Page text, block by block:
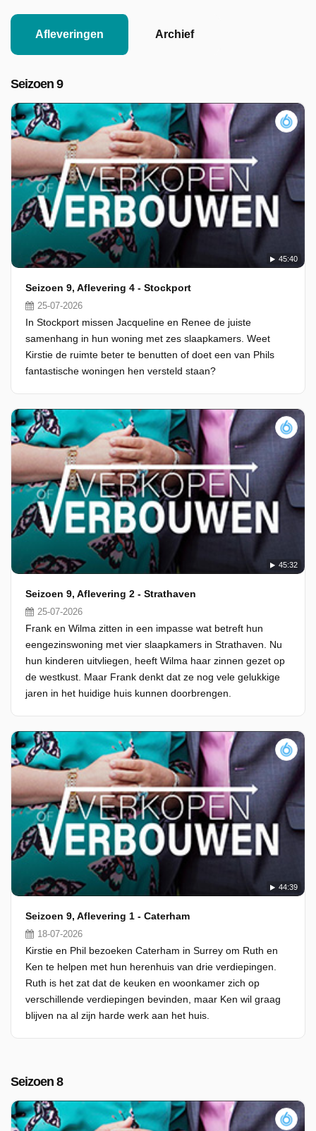
Afleveringen Archief
Seizoen 9
45:40
Seizoen 9, Aflevering 4 - Stockport
25-07-2026
In Stockport missen Jacqueline en Renee de juiste
samenhang in hun woning met zes slaapkamers. Weet
Kirstie de ruimte beter te benutten of doet een van Phils
fantastische woningen hen versteld staan?
45:32
Seizoen 9, Aflevering 2 - Strathaven
25-07-2026
Frank en Wilma zitten in een impasse wat betreft hun
eengezinswoning met vier slaapkamers in Strathaven. Nu
hun kinderen uitvliegen, heeft Wilma haar zinnen gezet op
de westkust. Maar Frank denkt dat ze nog vele gelukkige
jaren in het huidige huis kunnen doorbrengen.
44:39
Seizoen 9, Aflevering 1 - Caterham
18-07-2026
Kirstie en Phil bezoeken Caterham in Surrey om Ruth en
Ken te helpen met hun herenhuis van drie verdiepingen.
Ruth is het zat dat de keuken en woonkamer zich op
verschillende verdiepingen bevinden, maar Ken wil graag
blijven na al zijn harde werk aan het huis.
Seizoen 8